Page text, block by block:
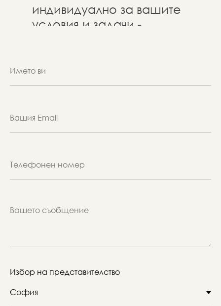
индивидуално за вашите
условия и задачи -
Избор на представителство